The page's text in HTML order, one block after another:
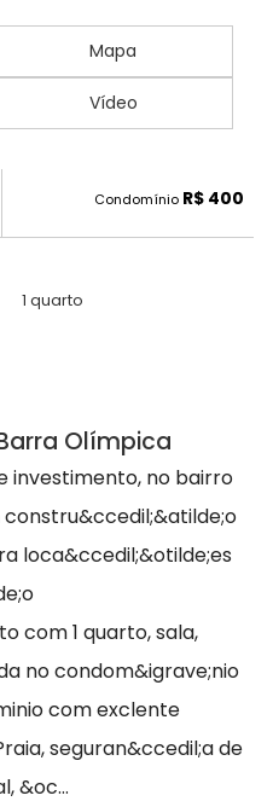
Mapa
Vídeo
Condomínio R$ 400
1 quarto
Olímpica
investimento, no bairro
loca&ccedil;&otilde;es
com 1 quarto, sala,
no condom&igrave;nio
com exclente
seguran&ccedil;a de
&oc...